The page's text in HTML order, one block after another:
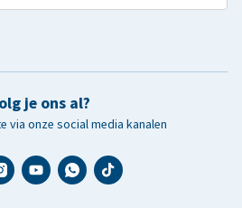
je ons al?
via onze social media kanalen